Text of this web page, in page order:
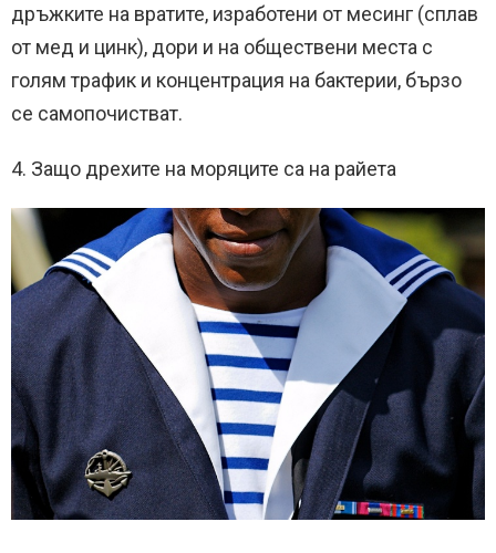
дръжките на вратите, изработени от месинг (сплав
от мед и цинк), дори и на обществени места с
голям трафик и концентрация на бактерии, бързо
се самопочистват.
4. Защо дрехите на моряците са на райета